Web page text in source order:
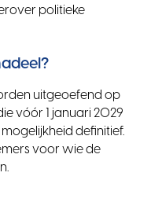
politieke
uitgeoefend op
vóór 1 januari 2029
definitief.
voor wie de